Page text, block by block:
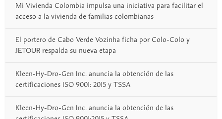
Mi Vivienda Colombia impulsa una iniciativa para facilitar el
acceso a la vivienda de familias colombianas
El portero de Cabo Verde Vozinha ficha por Colo-Colo y
JETOUR respalda su nueva etapa
Kleen-Hy-Dro-Gen Inc. anuncia la obtención de las
certificaciones ISO 9001: 2015 y TSSA
Kleen-Hy-Dro-Gen Inc. anuncia la obtención de las